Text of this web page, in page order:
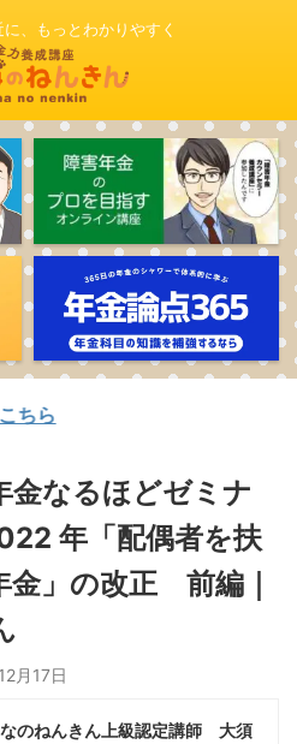
、もっとわかりやすく
金なるほどゼミナ
年「配偶者を扶
金」の改正 前編｜
月17日
のねんきん上級認定講師 大須